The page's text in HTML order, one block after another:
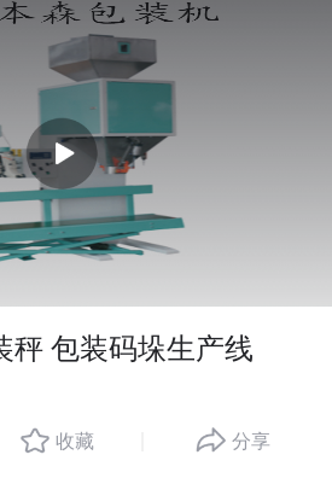
秤 包装码垛生产线
收藏 分享